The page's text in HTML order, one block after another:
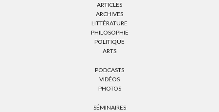
ARTICLES
ARCHIVES
LITTÉRATURE
PHILOSOPHIE
POLITIQUE
ARTS
PODCASTS
VIDÉOS
PHOTOS
SÉMINAIRES